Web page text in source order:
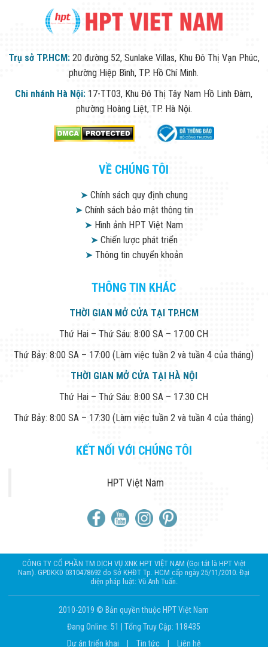
Trụ sở TP.HCM: 20 đường 52, Sunlake Villas, Khu Đô Thị Vạn Phúc,
phường Hiệp Bình, TP. Hồ Chí Minh.
Chi nhánh Hà Nội: 17-TT03, Khu Đô Thị Tây Nam Hồ Linh Đàm,
phường Hoàng Liệt, TP. Hà Nội.
VỀ CHÚNG TÔI
➤Chính sách quy định chung
➤Chính sách bảo mật thông tin
➤ Hình ảnh HPT Việt Nam
➤Chiến lược phát triển
➤Thông tin chuyển khoản
THÔNG TIN KHÁC
THỜI GIAN MỞ CỬA TẠI TP.HCM
Thứ Hai – Thứ Sáu: 8:00 SA – 17:00 CH
Thứ Bảy: 8:00 SA – 17:00 (Làm việc tuần 2 và tuần 4 của tháng)
THỜI GIAN MỞ CỬA TẠI HÀ NỘI
Thứ Hai – Thứ Sáu: 8:00 SA – 17:30 CH
Thứ Bảy: 8:00 SA – 17:30 (Làm việc tuần 2 và tuần 4 của tháng)
KẾT NỐI VỚI CHÚNG TÔI
HPT Việt Nam
CÔNG TY CỔ PHẦN TM DỊCH VỤ XNK HPT VIỆT NAM (Gọi tắt là HPT Việt
Nam). GPDKKD 0310478692 do Sở KHĐT Tp. HCM cấp ngày 25/11/2010. Đại
diện pháp luật: Vũ Anh Tuấn.
2010-2019 © Bản quyền thuộc HPT Việt Nam
Đang Online: 51
|Tổng Truy Cập: 118435
Dự án triển khai
Tin tức Liên hệ